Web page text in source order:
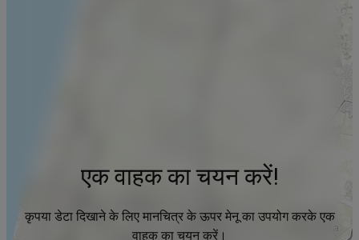
एक वाहक का चयन करें!
कृपया डेटा दिखाने के लिए मानचित्र के ऊपर मेनू का उपयोग करके एक
वाहक का चयन करें।